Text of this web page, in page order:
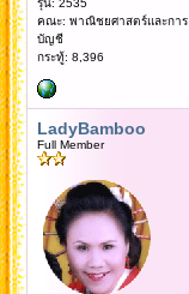
คณะ: พาณิชยศาสตร์และการ
บัญชี
กระทู้: 8,396
LadyBamboo
Full Member